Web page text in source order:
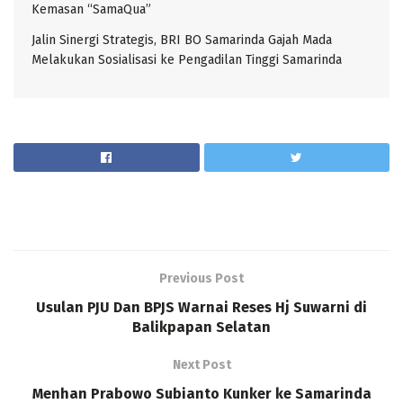
Kemasan “SamaQua”
Jalin Sinergi Strategis, BRI BO Samarinda Gajah Mada
Melakukan Sosialisasi ke Pengadilan Tinggi Samarinda
Previous Post
Usulan PJU Dan BPJS Warnai Reses Hj Suwarni di
Balikpapan Selatan
Next Post
Menhan Prabowo Subianto Kunker ke Samarinda